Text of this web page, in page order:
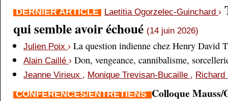
DERNIER ARTICLE Laetitia Ogorzelec-Guinchard ›
qui semble avoir échoué (14 juin 2026)
Julien Poix › La question indienne chez Henry David
Alain Caillé › Don, vengeance, cannibalisme,
Jeanne Virieux , Monique Trevisan-Bucaille ,
CONFÉRENCES/ENTRETIENS Colloque